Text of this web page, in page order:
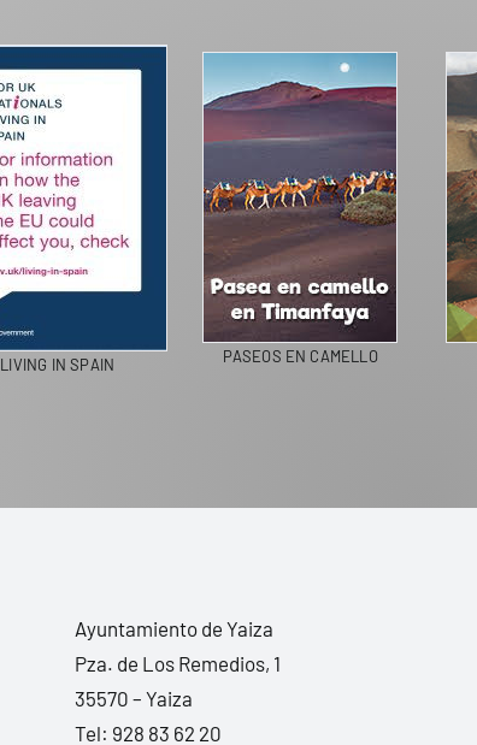
LIVING IN SPAIN PASEOS EN CAMELLO
Ayuntamiento de Yaiza
Pza. de Los Remedios, 1
35570 – Yaiza
Tel: 928 83 62 20